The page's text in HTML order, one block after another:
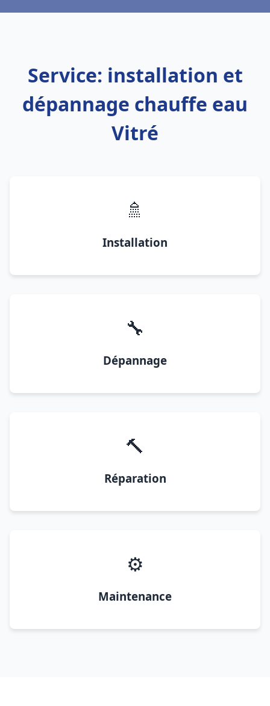
Service: installation et
dépannage chauffe eau
Vitré
🚿
Installation
🔧
Dépannage
🔨
Réparation
⚙️
Maintenance